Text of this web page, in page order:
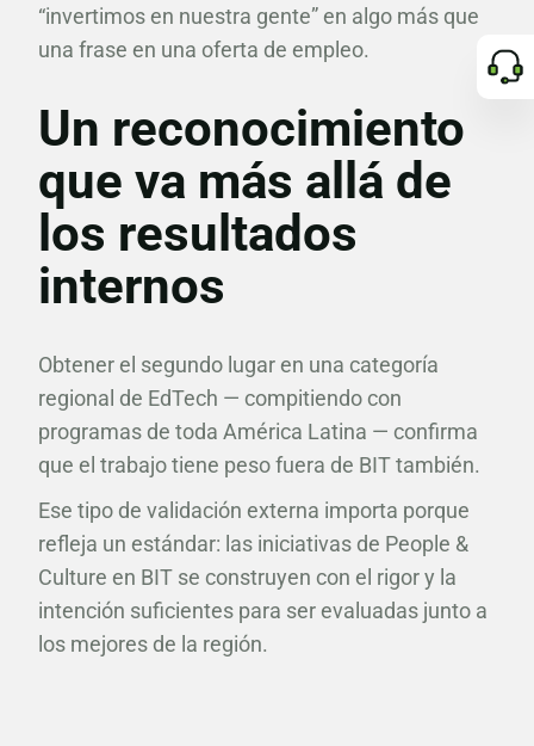
“invertimos en nuestra gente” en algo más que
una frase en una oferta de empleo.
Un reconocimiento
que va más allá de
los resultados
internos
Obtener el segundo lugar en una categoría
regional de EdTech — compitiendo con
programas de toda América Latina — confirma
que el trabajo tiene peso fuera de BIT también.
Ese tipo de validación externa importa porque
refleja un estándar: las iniciativas de People &
Culture en BIT se construyen con el rigor y la
intención suficientes para ser evaluadas junto a
los mejores de la región.